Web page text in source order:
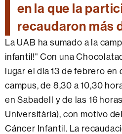
en la que la
recaudaron más
La UAB ha sumado a la
infantil!" Con una
lugar el día 13 de febrero
campus, de 8,30 a 10,30
en Sabadell y de las 16
Universitària), con motivo
Cáncer Infantil. La